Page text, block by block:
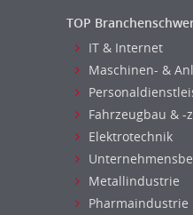
TOP
IT & Internet
Maschinen- &
Fahrzeugbau &
Elektrotechnik
Metallindustrie
Pharmaindustrie